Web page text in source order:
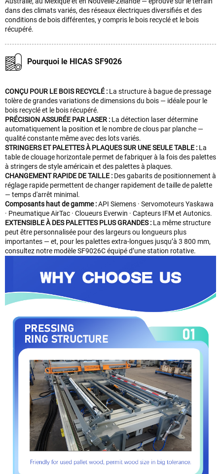
dans des climats variés, des réseaux électriques diversifiés et des
conditions de bois différentes, y compris le bois recyclé et le bois
récupéré.
Pourquoi le HICAS SF9026
CONÇU POUR LE BOIS RECYCLÉ : La structure à bague de pressage
tolère de grandes variations de dimensions du bois — idéale pour le
bois recyclé et le bois récupéré.
PRÉCISION ASSURÉE PAR LASER : La détection laser détermine
automatiquement la position et le nombre de clous par planche —
qualité constante même avec des lots variés.
STRINGERS ET PALETTES À PLAQUES SUR UNE SEULE TABLE : La
table de clouage horizontale permet de fabriquer à la fois des palettes
à stringers de style américain et des palettes à plaques.
CHANGEMENT RAPIDE DE TAILLE : Des gabarits de positionnement à
réglage rapide permettent de changer rapidement de taille de palette
— temps d'arrêt minimal.
Composants haut de gamme :API Siemens · Servomoteurs Yaskawa
· Pneumatique AirTac · Cloueurs Everwin · Capteurs IFM et Autonics.
EXTENSIBLE À DES PALETTES PLUS GRANDES : La même structure
peut être personnalisée pour des largeurs ou longueurs plus
importantes — et, pour les palettes extra-longues jusqu’à 3 800 mm,
consultez notre modèle SF9026C équipé d’une station rotative.